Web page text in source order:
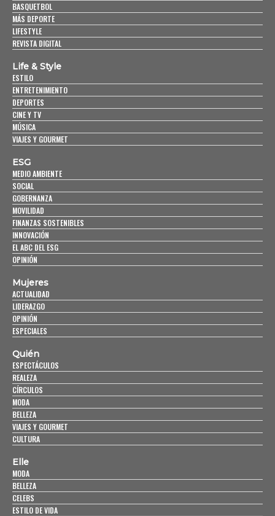
BASQUETBOL
MÁS DEPORTE
LIFESTYLE
REVISTA DIGITAL
Life & Style
ESTILO
ENTRETENIMIENTO
DEPORTES
CINE Y TV
MÚSICA
VIAJES Y GOURMET
ESG
MEDIO AMBIENTE
SOCIAL
GOBERNANZA
MOVILIDAD
FINANZAS SOSTENIBLES
INNOVACIÓN
EL ABC DEL ESG
OPINIÓN
Mujeres
ACTUALIDAD
LIDERAZGO
OPINIÓN
ESPECIALES
Quién
ESPECTÁCULOS
REALEZA
CÍRCULOS
MODA
BELLEZA
VIAJES Y GOURMET
CULTURA
Elle
MODA
BELLEZA
CELEBS
ESTILO DE VIDA